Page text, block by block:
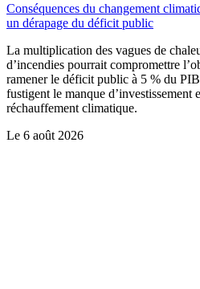
Conséquences du changement
un dérapage du déficit public
La multiplication des vagues de
d’incendies pourrait compromettre
ramener le déficit public à 5 % du
fustigent le manque d’investissement
réchauffement climatique.
Le 6 août 2026